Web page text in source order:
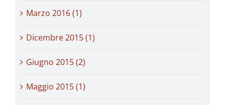
Marzo 2016 (1)
Dicembre 2015 (1)
Giugno 2015 (2)
Maggio 2015 (1)